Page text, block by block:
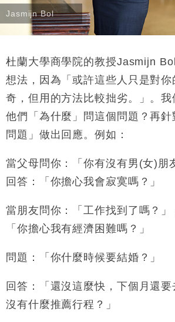
Jasmijn Bol
杜蘭大學商學院的教授Jasmijn Bol
想法，因為「或許這些人只是對
奇，但用的方法比較拙劣。」。
他們「為什麼」問這個問題？再針
問題」做出回應。例如：
當父母問你：「你有沒有男 (女) 朋
回答：「你擔心我會寂寞嗎？」
當朋友問你：「工作找到了嗎？」
「你擔心我有經濟困難嗎？」
問題：「你什麼時候要結婚？」
回答：「還沒這麼快，下個月還
沒有什麼推薦行程？」